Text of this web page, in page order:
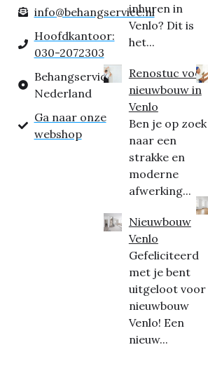
info@behangservice.nl
Hoofdkantoor:
030-2072303
Behangservice
Nederland
Ga naar onze
webshop
inhuren in
Venlo? Dit is
het...
Renostuc voor
nieuwbouw in
Venlo
Ben je op zoek
naar een
strakke en
moderne
afwerking...
Nieuwbouw
Venlo
Gefeliciteerd
met je bent
uitgeloot voor
nieuwbouw
Venlo! Een
nieuw...